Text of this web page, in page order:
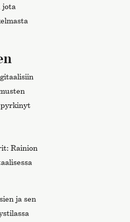
jota
pyrkinyt
Rainion
ja sen